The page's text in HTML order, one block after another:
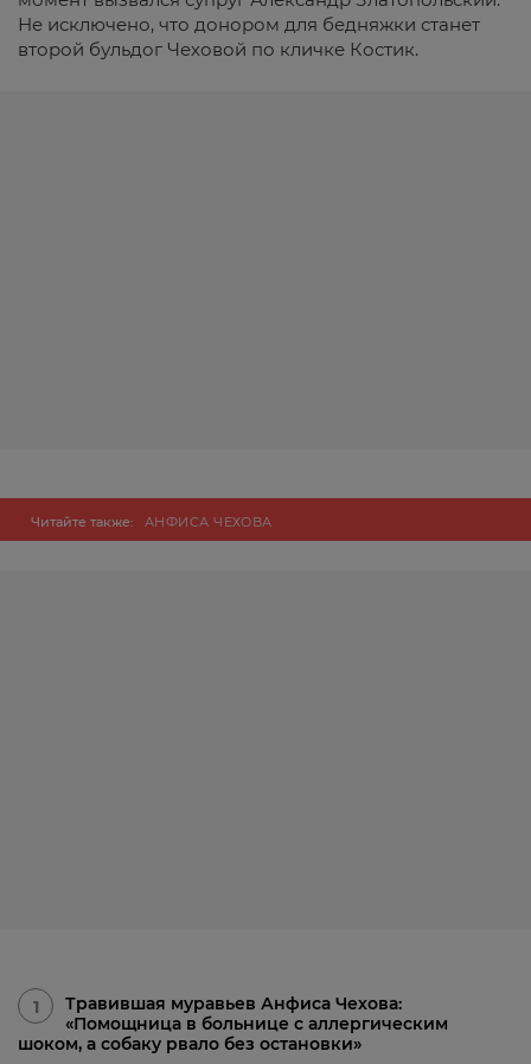
Не исключено, что донором для бедняжки станет
второй бульдог Чеховой по кличке Костик.
Читайте также: АНФИСА ЧЕХОВА
1
Травившая муравьев Анфиса Чехова:
«Помощница в больнице с аллергическим
шоком, а собаку рвало без остановки»